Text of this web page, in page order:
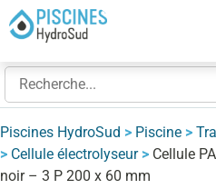
Piscines HydroSud > Piscine >
> Cellule électrolyseur> Cellule
noir – 3 P 200 x 60 mm